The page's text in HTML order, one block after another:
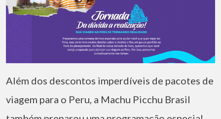
Além dos descontos imperdíveis de pacotes de
viagem para o Peru, a Machu Picchu Brasil